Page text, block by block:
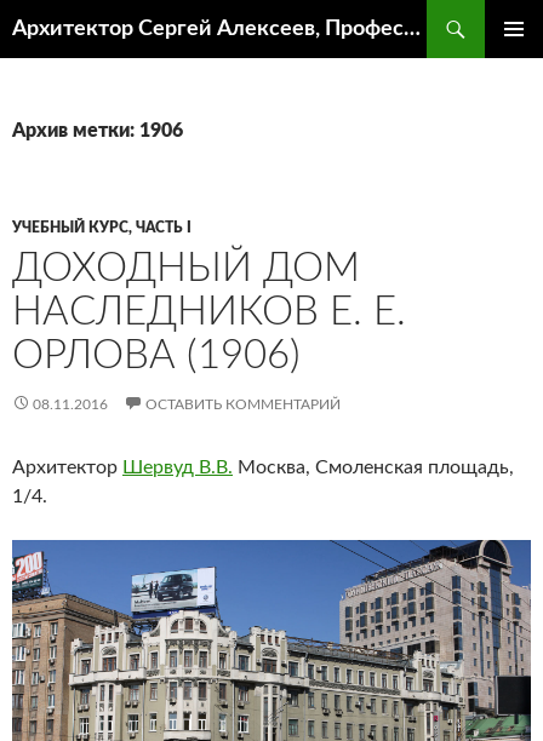
Архитектор Сергей Алексеев, Профессор кафедры ИА и АР ААИ ЮФУ
Архив метки: 1906
УЧЕБНЫЙ КУРС, ЧАСТЬ I
ДОХОДНЫЙ ДОМ
НАСЛЕДНИКОВ Е. Е.
ОРЛОВА (1906)
08.11.2016 ОСТАВИТЬ КОММЕНТАРИЙ
Архитектор Шервуд В.В. Москва, Смоленская площадь,
1/4.